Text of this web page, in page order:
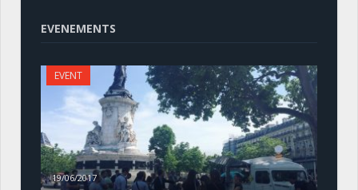
EVENEMENTS
EVENT
19/06/2017